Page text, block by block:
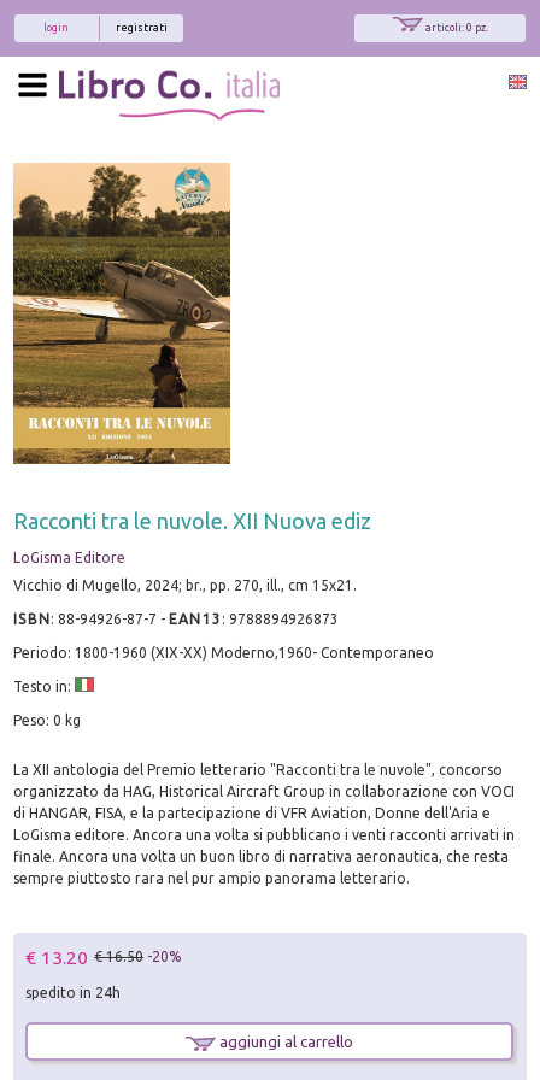
articoli: 0 pz.
registrati
login
Racconti tra le nuvole. XII Nuova ediz
LoGisma Editore
Vicchio di Mugello, 2024; br., pp. 270, ill., cm 15x21.
ISBN:88-94926-87-7 - EAN13 :9788894926873
Periodo: 1800-1960 (XIX-XX) Moderno,1960- Contemporaneo
Testo in:
Peso: 0 kg
La XII antologia del Premio letterario "Racconti tra le nuvole", concorso
organizzato da HAG, Historical Aircraft Group in collaborazione con VOCI
di HANGAR, FISA, e la partecipazione di VFR Aviation, Donne dell'Aria e
LoGisma editore. Ancora una volta si pubblicano i venti racconti arrivati in
finale. Ancora una volta un buon libro di narrativa aeronautica, che resta
sempre piuttosto rara nel pur ampio panorama letterario.
€ 13.20 € 16.50 -20%
spedito in 24h
aggiungi al carrello